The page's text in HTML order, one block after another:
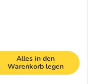
Alles in den
Warenkorb legen